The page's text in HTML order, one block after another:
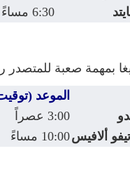
6:30 مساءً
بمهمة صعبة
الموعد
3:00 عصراً
10:00 مساءً